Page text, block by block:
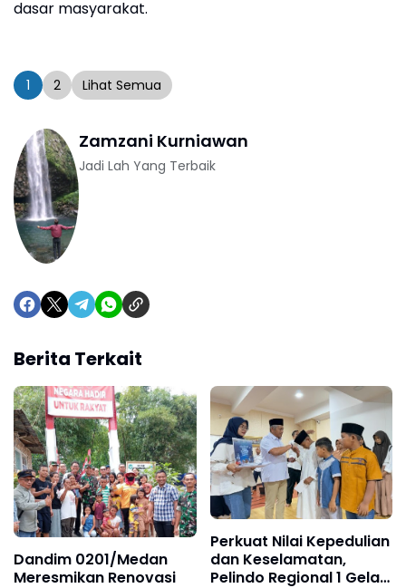
dasar masyarakat.
1 2 Lihat Semua
Zamzani Kurniawan
Jadi Lah Yang Terbaik
Berita Terkait
Dandim 0201/Medan
Meresmikan Renovasi
Perkuat Nilai Kepedulian
dan Keselamatan,
Pelindo Regional 1 Gelar